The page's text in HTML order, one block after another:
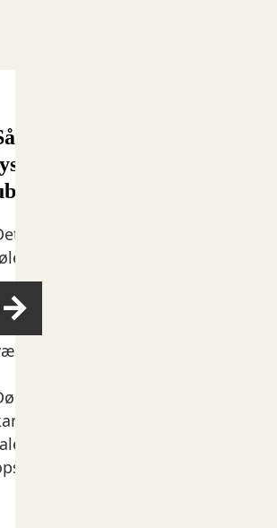
hånd­te­rer man, at ens
til at høre om ens
for dem
kan være en god ide at tale om
at arbejde med den.
Men vær opmærksom på ikke at gå
især når det handler om
svære at forholde sig til.
rejser mange spørgsmål. For
det både være interessant og
om. Vær lyttende og åben over